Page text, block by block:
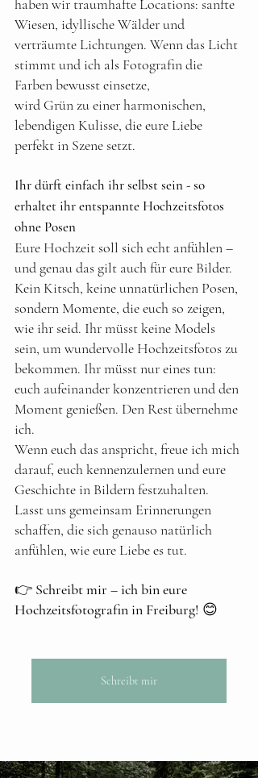
haben wir traumhafte Locations: sanfte
Wiesen, idyllische Wälder und
verträumte Lichtungen. Wenn das Licht
stimmt und ich als Fotografin die
Farben bewusst einsetze,
wird Grün zu einer harmonischen,
lebendigen Kulisse, die eure Liebe
perfekt in Szene setzt.
Ihr dürft einfach ihr selbst sein - so
erhaltet ihr entspannte Hochzeitsfotos
ohne Posen
Eure Hochzeit soll sich echt anfühlen –
und genau das gilt auch für eure Bilder.
Kein Kitsch, keine unnatürlichen Posen,
sondern Momente, die euch so zeigen,
wie ihr seid. Ihr müsst keine Models
sein, um wundervolle Hochzeitsfotos zu
bekommen. Ihr müsst nur eines tun:
euch aufeinander konzentrieren und den
Moment genießen. Den Rest übernehme
ich.
Wenn euch das anspricht, freue ich mich
darauf, euch kennenzulernen und eure
Geschichte in Bildern festzuhalten.
Lasst uns gemeinsam Erinnerungen
schaffen, die sich genauso natürlich
anfühlen, wie eure Liebe es tut.
👉 Schreibt mir – ich bin eure
Hochzeitsfotografin in Freiburg! 😊
Schreibt mir